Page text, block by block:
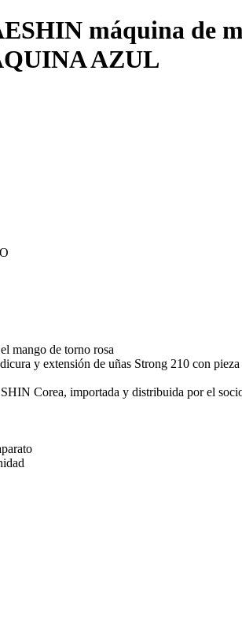
máquina de
AZUL
mango de torno rosa
y extensión de uñas Strong 210 con
Corea, importada y distribuida por el